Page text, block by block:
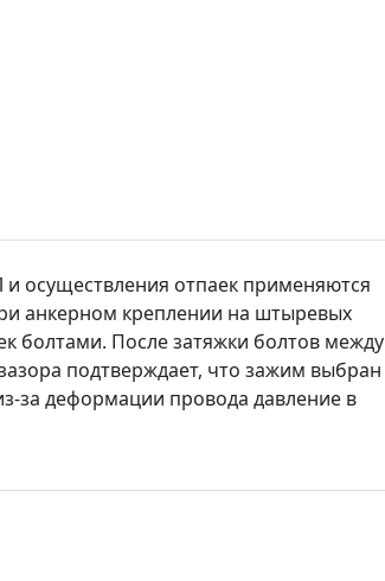
осуществления отпаек применяются
анкерном креплении на штыревых
болтами. После затяжки болтов между
подтверждает, что зажим выбран
за деформации провода давление в